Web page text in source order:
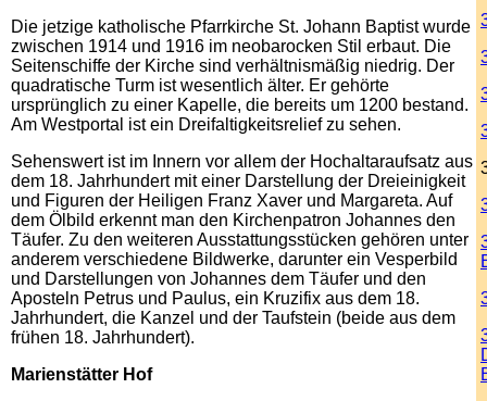
Die jetzige katholische Pfarrkirche St. Johann Baptist wurde
zwischen 1914 und 1916 im neobarocken Stil erbaut. Die
Seitenschiffe der Kirche sind verhältnismäßig niedrig. Der
quadratische Turm ist wesentlich älter. Er gehörte
ursprünglich zu einer Kapelle, die bereits um 1200 bestand.
Am Westportal ist ein Dreifaltigkeitsrelief zu sehen.
Sehenswert ist im Innern vor allem der Hochaltaraufsatz aus
dem 18. Jahrhundert mit einer Darstellung der Dreieinigkeit
und Figuren der Heiligen Franz Xaver und Margareta. Auf
dem Ölbild erkennt man den Kirchenpatron Johannes den
Täufer. Zu den weiteren Ausstattungsstücken gehören unter
anderem verschiedene Bildwerke, darunter ein Vesperbild
und Darstellungen von Johannes dem Täufer und den
Aposteln Petrus und Paulus, ein Kruzifix aus dem 18.
Jahrhundert, die Kanzel und der Taufstein (beide aus dem
frühen 18. Jahrhundert).
Marienstätter Hof